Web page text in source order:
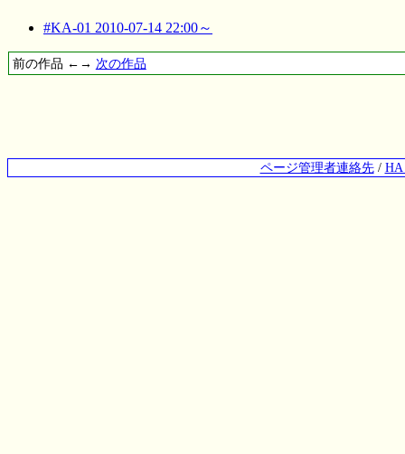
#KA-01 2010-07-14 22:00～
前の作品 ←→ 次の作品
ページ管理者連絡先/ HA